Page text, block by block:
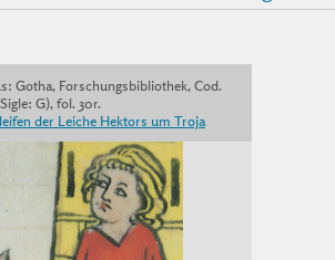
Gotha, Forschungsbibliothek, Cod.
G), fol. 30r.
der Leiche Hektors um Troja